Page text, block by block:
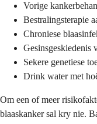
Vorige
Bestralingsterapie
Chroniese
Gesinsgeskiedenis
Sekere genetiese
Drink water met
Om een of meer
blaaskanker sal kry nie.